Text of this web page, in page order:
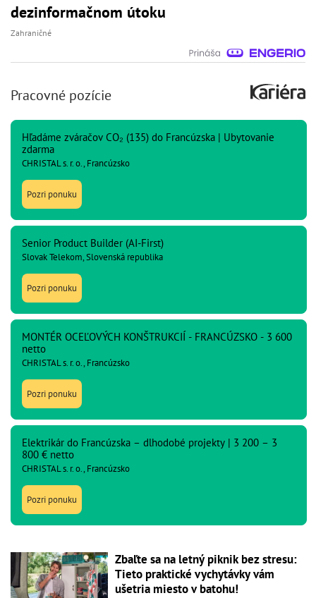
dezinformačnom útoku
Zahraničné
Pracovné pozície
Hľadáme zváračov CO₂ (135) do Francúzska | Ubytovanie
zdarma
CHRISTAL s. r. o., Francúzsko
Pozri ponuku
Senior Product Builder (AI-First)
Slovak Telekom, Slovenská republika
Pozri ponuku
MONTÉR OCEĽOVÝCH KONŠTRUKCIÍ - FRANCÚZSKO - 3 600
netto
CHRISTAL s. r. o., Francúzsko
Pozri ponuku
Elektrikár do Francúzska – dlhodobé projekty | 3 200 – 3
800 € netto
CHRISTAL s. r. o., Francúzsko
Pozri ponuku
Zbaľte sa na letný piknik bez stresu:
Tieto praktické vychytávky vám
ušetria miesto v batohu!